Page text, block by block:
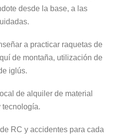
desde la base, a las
a practicar raquetas de
de montaña, utilización de
iglús.
de alquiler de material
tecnología.
RC y accidentes para cada